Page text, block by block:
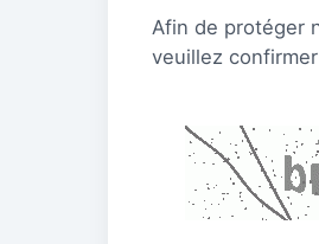
Afin de protéger
veuillez